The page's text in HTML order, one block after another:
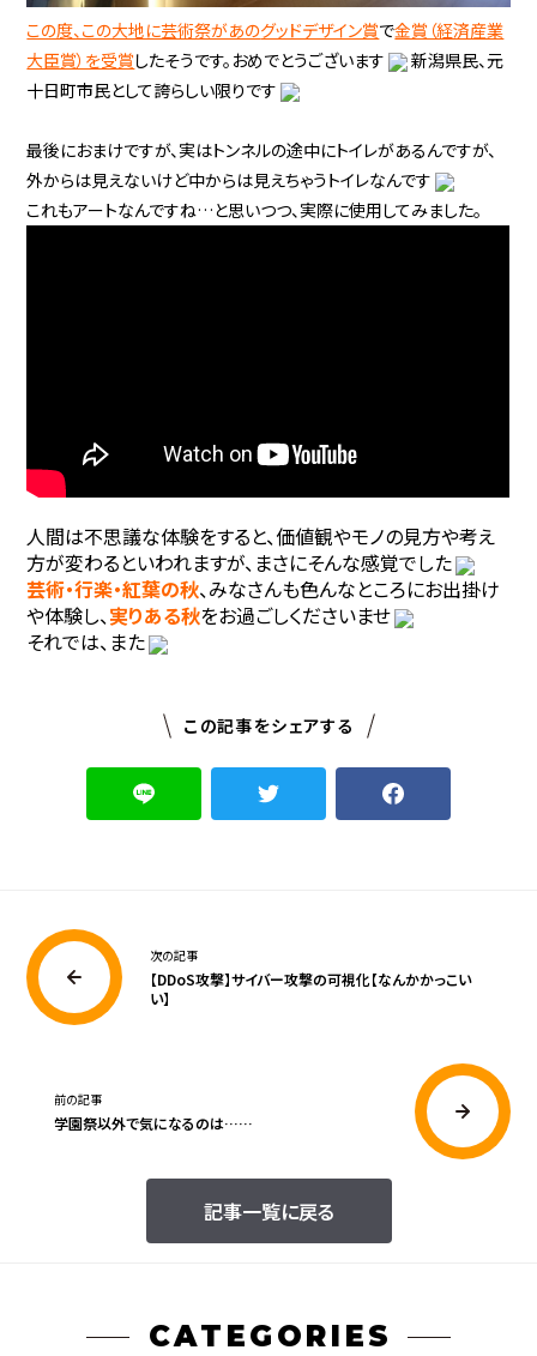
この度、この大地に芸術祭があのグッドデザイン賞で金賞（経済産業
大臣賞）を受賞したそうです。おめでとうございます
新潟県民、元
十日町市民として誇らしい限りです
最後におまけですが、実はトンネルの途中にトイレがあるんですが、
外からは見えないけど中からは見えちゃうトイレなんです
これもアートなんですね…と思いつつ、実際に使用してみました。
人間は不思議な体験をすると、価値観やモノの見方や考え
方が変わるといわれますが、まさにそんな感覚でした
芸術・行楽・紅葉の秋、みなさんも色んなところにお出掛け
や体験し、実りある秋をお過ごしくださいませ
それでは、また
この記事をシェアする
次の記事
【DDoS攻撃】サイバー攻撃の可視化【なんかかっこい
い】
記事一覧に戻る
前の記事
学園祭以外で気になるのは……
CATEGORIES